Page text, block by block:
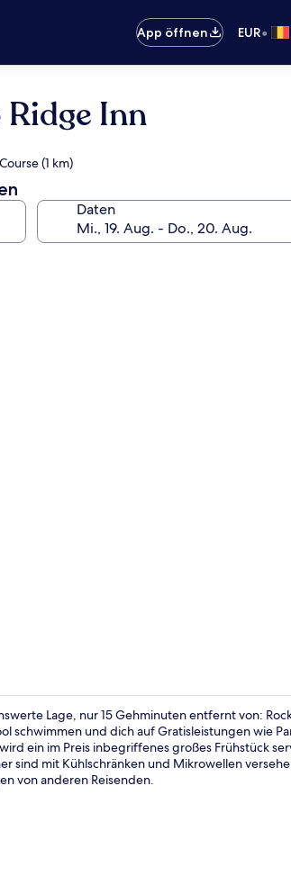
App öffnen
EUR•
Inn
(1 km)
Daten
Lage, nur 15 Gehminuten entfernt von:
schwimmen und dich auf Gratisleistungen wie
ein im Preis inbegriffenes großes Frühstück
sind mit Kühlschränken und Mikrowellen
von anderen Reisenden.